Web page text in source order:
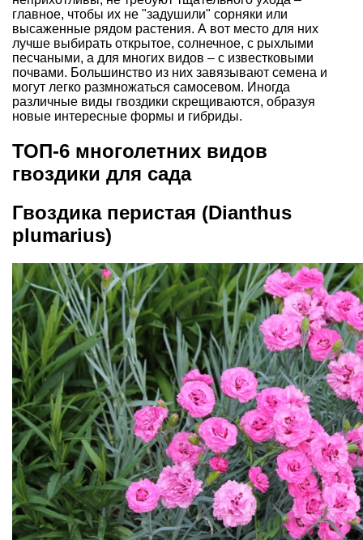
главное, чтобы их не "задушили" сорняки или
высаженные рядом растения. А вот место для них
лучше выбирать открытое, солнечное, с рыхлыми
песчаными, а для многих видов – с известковыми
почвами. Большинство из них завязывают семена и
могут легко размножаться самосевом. Иногда
различные виды гвоздики скрещиваются, образуя
новые интересные формы и гибриды.
ТОП-6 многолетних видов
гвоздики для сада
Гвоздика перистая (Dianthus
plumarius)